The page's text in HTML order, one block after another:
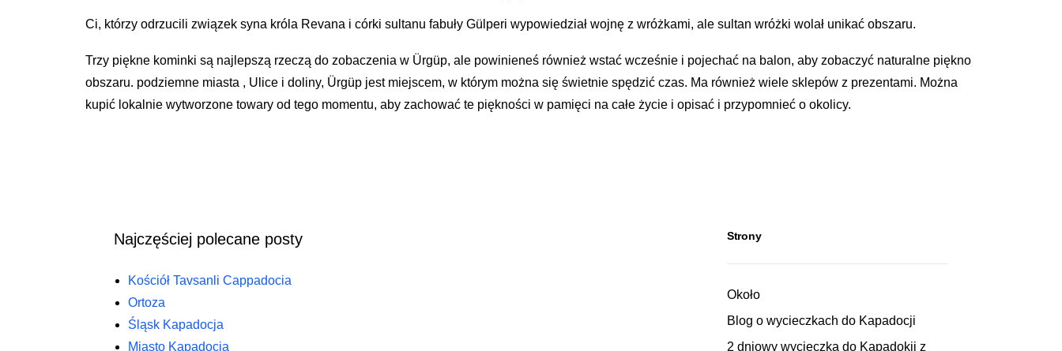
Ci, którzy odrzucili związek syna króla Revana i córki sultanu fabuły Gülperi wypowiedział wojnę z wróżkami, ale sultan wróżki wolał unikać obszaru.
Trzy piękne kominki są najlepszą rzeczą do zobaczenia w Ürgüp, ale powinieneś również wstać wcześnie i pojechać na balon, aby zobaczyć naturalne piękno
obszaru. podziemne miasta , Ulice i doliny, Ürgüp jest miejscem, w którym można się świetnie spędzić czas. Ma również wiele sklepów z prezentami. Można
kupić lokalnie wytworzone towary od tego momentu, aby zachować te piękności w pamięci na całe życie i opisać i przypomnieć o okolicy.
Najczęściej polecane posty
Kościół Tavsanli Cappadocia
Ortoza
Śląsk Kapadocja
Miasto Kapadocja
Strony
Około
Blog o wycieczkach do Kapadocji
2 dniowy wycieczka do Kapadokii z